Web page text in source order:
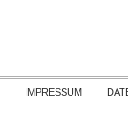
IMPRESSUM